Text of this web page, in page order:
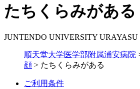
たちくらみがある
JUNTENDO UNIVERSITY URAYASU
順天堂大学医学部附属浦安病院
顔 > たちくらみがある
ご利用条件